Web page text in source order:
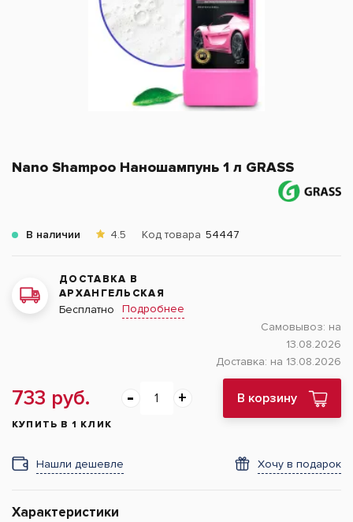
Nano Shampoo Наношампунь 1 л GRASS
В наличии 4.5 Код товара 54447
ДОСТАВКА В
АРХАНГЕЛЬСКАЯ
Бесплатно
Подробнее
Самовывоз: на
13.08.2026
Доставка: на 13.08.2026
733 руб. В корзину
КУПИТЬ В 1 КЛИК
Нашли дешевле Хочу в подарок
Характеристики